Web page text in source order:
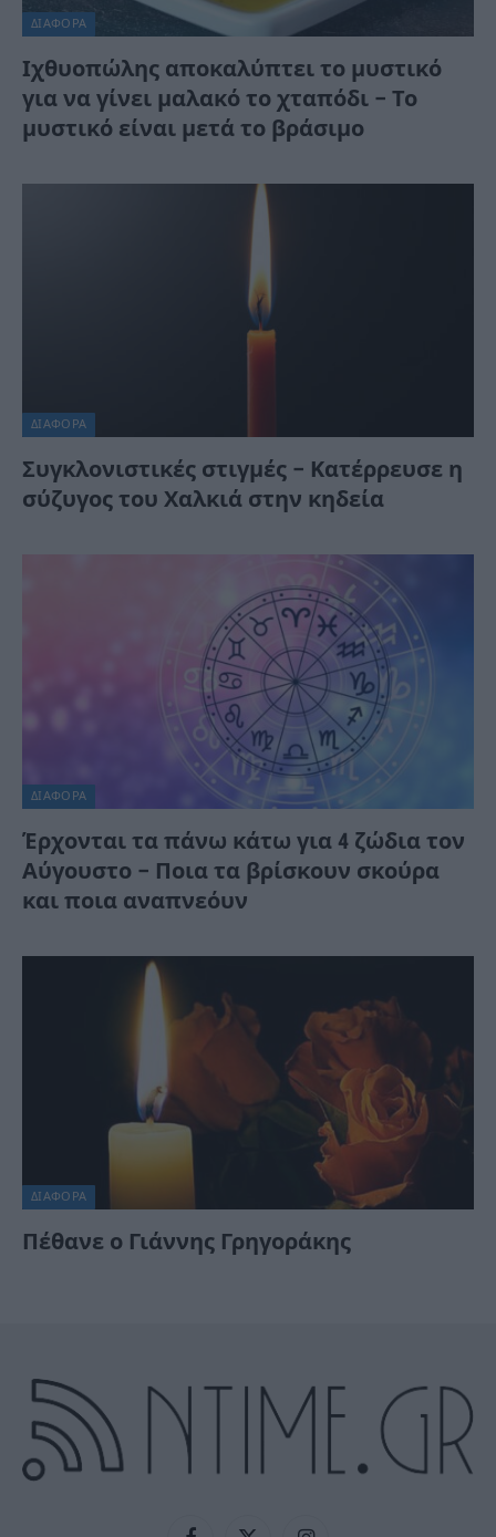
ΔΙΆΦΟΡΑ
Ιχθυοπώλης αποκαλύπτει το μυστικό
για να γίνει μαλακό το χταπόδι – Το
μυστικό είναι μετά το βράσιμο
ΔΙΆΦΟΡΑ
Συγκλονιστικές στιγμές – Κατέρρευσε η
σύζυγος του Χαλκιά στην κηδεία
ΔΙΆΦΟΡΑ
Έρχονται τα πάνω κάτω για 4 ζώδια τον
Αύγουστο – Ποια τα βρίσκουν σκούρα
και ποια αναπνεόυν
ΔΙΆΦΟΡΑ
Πέθανε ο Γιάννης Γρηγοράκης